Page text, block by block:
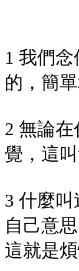
1 我們
的，簡
2 無論
覺，這
3 什麼
自己意
這就是